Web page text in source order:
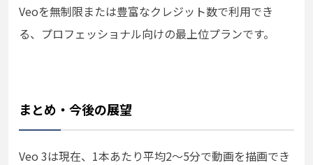
Veoを無制限または豊富なクレジット数で利用でき
る、プロフェッショナル向けの最上位プランです。
まとめ・今後の展望
Veo 3は現在、1本あたり平均2～5分で動画を描画でき